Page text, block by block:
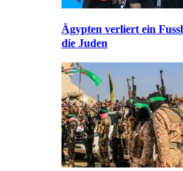
Ägypten verliert ein
die Juden